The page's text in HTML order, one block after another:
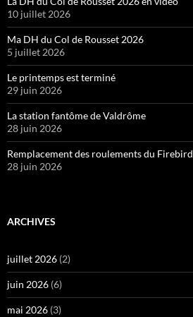
10 juillet 2026
Ma DH du Col de Rousset 2026
5 juillet 2026
Le printemps est terminé
29 juin 2026
La station fantôme de Valdrôme
28 juin 2026
Remplacement des roulements du Firebird
28 juin 2026
ARCHIVES
juillet 2026 (2)
juin 2026 (6)
mai 2026 (3)